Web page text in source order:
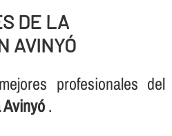
DE LA
AVINYÓ
profesionales del
.